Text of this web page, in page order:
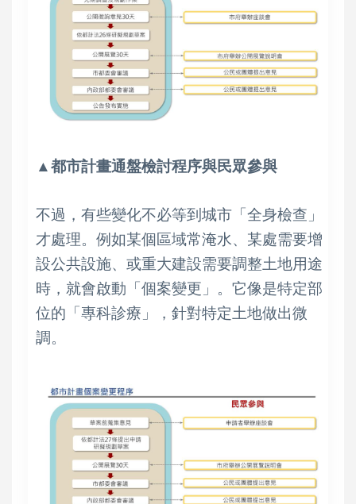
▲都市計畫通盤檢討程序與民眾參與
不過，有些變化不必等到城市「全身檢查」
才處理。例如某個區域常淹水、某處需要增
設公共設施、或重大建設需要調整土地用途
時，就會啟動「個案變更」。它像是特定部
位的「專科診療」，針對特定土地做出微
調。